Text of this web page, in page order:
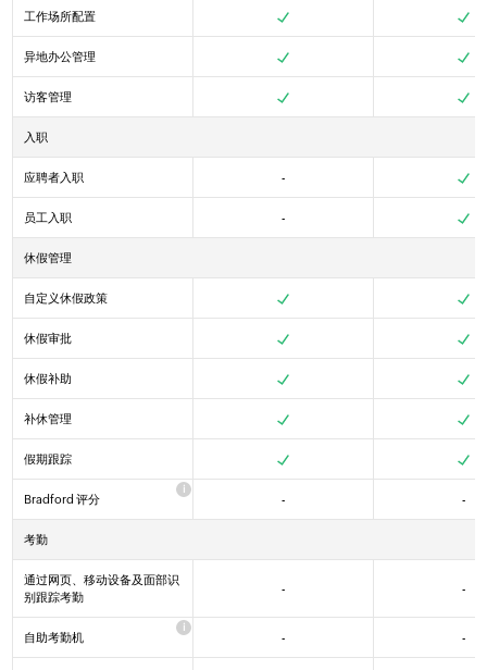
工作场所配置Yes Yes Yes
异地办公管理Yes Yes Yes
访客管理 Yes Yes
入职
应聘者入职 -Yes Yes
员工入职 -Yes Yes
休假管理
自定义休假政策
Yes Yes Yes
休假审批 Yes Yes
休假补助 Yes Yes
补休管理 Yes Yes
假期跟踪 Yes Yes
Bradford 评分 - -Yes
考勤
通过网页、移动设备及面部识
别跟踪考勤
- -
Yes Yes
自助考勤机 - -
Yes Yes